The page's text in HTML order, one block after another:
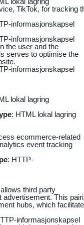
TikTok, for tracking
informasjonskapsel
informasjonskapsel
the user and the
serves to optimise the
informasjonskapsel
lokal lagring
: HTML lokal lagring
ecommerce-related
event tracking
: HTTP-
third party
advertisement. This
hubs, which
informasjonskapsel